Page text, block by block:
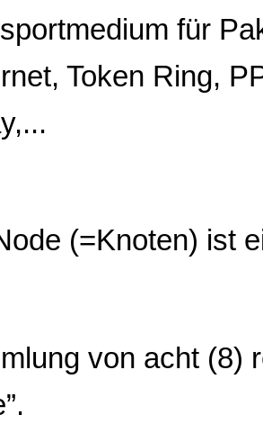
für
Token Ring,
(=Knoten) ist
von acht (8)